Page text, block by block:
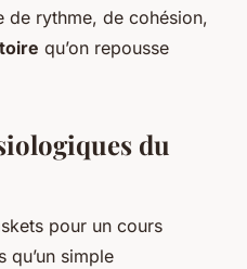
de rythme, de cohésion,
qu’on repousse
du
pour un cours
simple